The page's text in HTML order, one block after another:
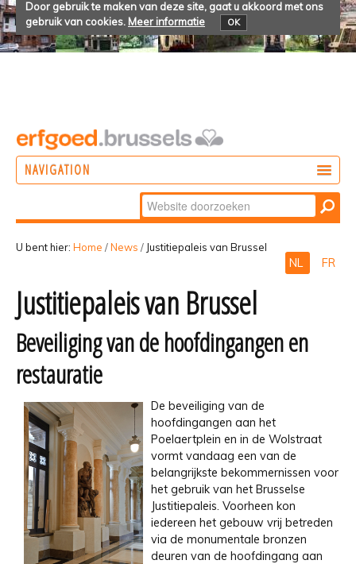
Door gebruik te maken van deze site, gaat u akkoord met ons
gebruik van cookies. Meer informatie OK
NAVIGATION
Zoek
Geavanceerd
zoeken...
U bent hier: Home /News / Justitiepaleis van Brussel
NL FR
Justitiepaleis van Brussel
Beveiliging van de hoofdingangen en
restauratie
De beveiliging van de
hoofdingangen aan het
Poelaertplein en in de Wolstraat
vormt vandaag een van de
belangrijkste bekommernissen voor
het gebruik van het Brusselse
Justitiepaleis. Voorheen kon
iedereen het gebouw vrij betreden
via de monumentale bronzen
deuren van de hoofdingang aan